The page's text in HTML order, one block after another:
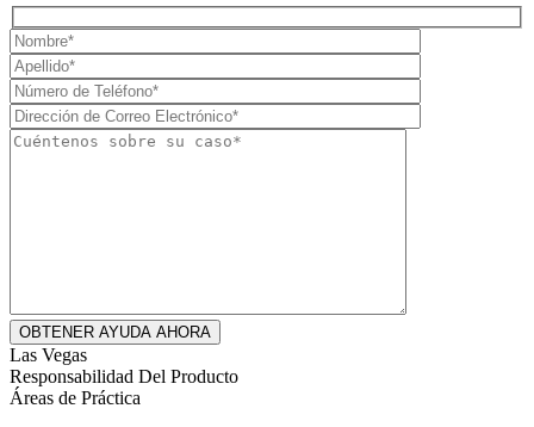
Las Vegas
Responsabilidad Del Producto
Áreas de Práctica